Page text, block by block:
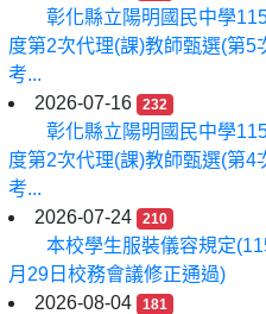
彰化縣立陽明國民中學
度第2次代理(課)教師甄選(第5
考...
2026-07-16
232
彰化縣立陽明國民中學
度第2次代理(課)教師甄選(第4
考...
2026-07-24
210
本校學生服裝儀容規定
月29日校務會議修正通過)
2026-08-04
181